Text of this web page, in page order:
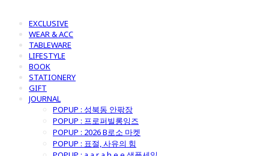
EXCLUSIVE
WEAR & ACC
TABLEWARE
LIFESTYLE
BOOK
STATIONERY
GIFT
JOURNAL
POPUP : 성북동 안팎장
POPUP : 프로퍼빌롱잉즈
POPUP : 2026 B로소 마켓
POPUP : 표절, 사유의 힘